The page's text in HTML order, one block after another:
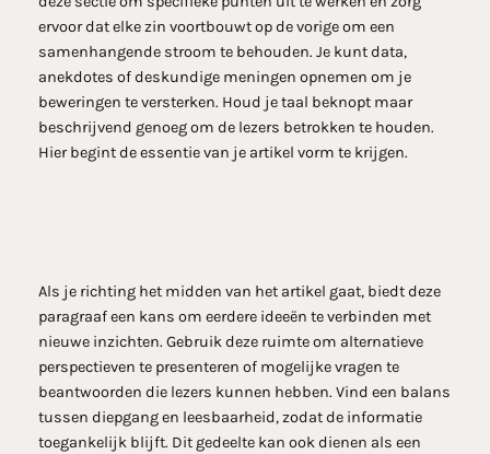
ervoor dat elke zin voortbouwt op de vorige om een
samenhangende stroom te behouden. Je kunt data,
anekdotes of deskundige meningen opnemen om je
beweringen te versterken. Houd je taal beknopt maar
beschrijvend genoeg om de lezers betrokken te houden.
Hier begint de essentie van je artikel vorm te krijgen.
Als je richting het midden van het artikel gaat, biedt deze
paragraaf een kans om eerdere ideeën te verbinden met
nieuwe inzichten. Gebruik deze ruimte om alternatieve
perspectieven te presenteren of mogelijke vragen te
beantwoorden die lezers kunnen hebben. Vind een balans
tussen diepgang en leesbaarheid, zodat de informatie
toegankelijk blijft. Dit gedeelte kan ook dienen als een